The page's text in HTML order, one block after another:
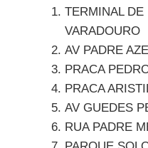
TERMINAL
VARADOURO
AV PADRE
PRACA
PRACA
AV GUEDES
RUA PADRE